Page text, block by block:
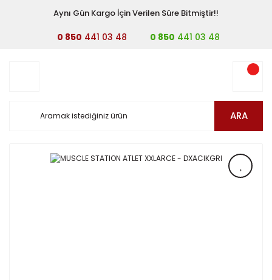
Aynı Gün Kargo İçin Verilen Süre Bitmiştir!!
0 850 441 03 48 0 850 441 03 48
ARA